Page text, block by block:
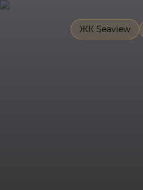
ЖК Seaview